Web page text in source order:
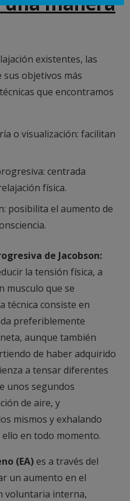
existentes, las
sus objetivos más
que encontramos
o visualización: facilitan
centrada
física.
posibilita el aumento de
de Jacobson:
la tensión física, a
musculo que se
técnica consiste en
preferiblemente
aunque también
de haber adquirido
a tensar diferentes
unos segundos
de aire, y
mismos y exhalando
en todo momento.
(EA)es a través del
un aumento en el
voluntaria interna,